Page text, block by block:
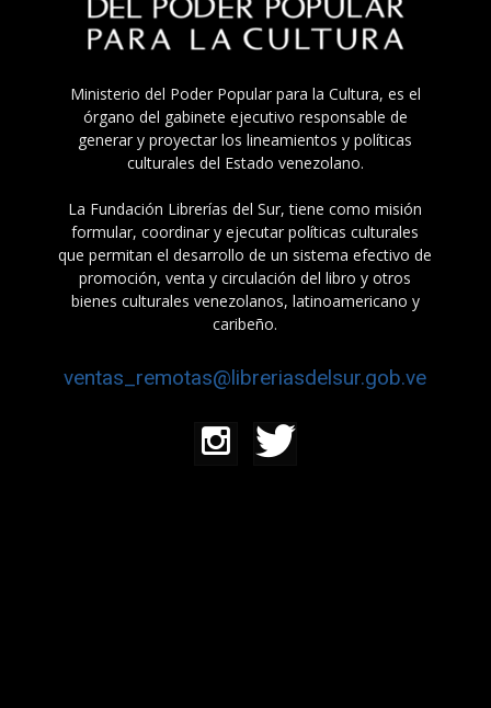
Ministerio del Poder Popular para la Cultura, es el
órgano del gabinete ejecutivo responsable de
generar y proyectar los lineamientos y políticas
culturales del Estado venezolano.
La Fundación Librerías del Sur, tiene como misión
formular, coordinar y ejecutar políticas culturales
que permitan el desarrollo de un sistema efectivo de
promoción, venta y circulación del libro y otros
bienes culturales venezolanos, latinoamericano y
caribeño.
ventas_remotas@libreriasdelsur.gob.ve